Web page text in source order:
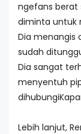
ngefans berat
diminta untuk
Dia menangis
sudah
Dia sangat
menyentuh
Lebih lanjut,